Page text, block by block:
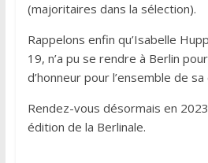
(majoritaires dans la sélection).
Rappelons enfin qu’Isabelle
19, n’a pu se rendre à Berlin
d’honneur pour l’ensemble de
Rendez-vous désormais en
édition de la Berlinale.